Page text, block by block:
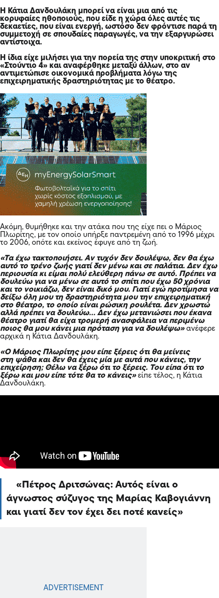
Η Κάτια Δανδουλάκη μπορεί να είναι μια από τις
κορυφαίες ηθοποιούς, που είδε η χώρα όλες αυτές τις
δεκαετίες, που είναι ενεργή, ωστόσο δεν φρόντισε παρά τη
συμμετοχή σε σπουδαίες παραγωγές, να την εξαργυρώσει
αντίστοιχα.
Η ίδια είχε μιλήσει για την πορεία της στην υποκριτική στο
«Στούντιο 4» και αναφέρθηκε μεταξύ άλλων, στο αν
αντιμετώπισε οικονομικά προβλήματα λόγω της
επιχειρηματικής δραστηριότητας με το θέατρο.
Ακόμη, θυμήθηκε και την ατάκα που της είχε πει ο Μάριος
Πλωρίτης, με τον οποίο υπήρξε παντρεμένη από το 1996 μέχρι
το 2006, οπότε και εκείνος έφυγε από τη ζωή.
«Τα έχω τακτοποιήσει. Αν τυχόν δεν δουλέψω, δεν θα έχω
αυτό το τρένο ζωής γιατί δεν μένω και σε παλάτια. Δεν έχω
περιουσία κι είμαι πολύ ελεύθερη πάνω σε αυτό. Πρέπει να
δουλεύω για να μένω σε αυτό το σπίτι που έχω 50 χρόνια
και το νοικιάζω, δεν είναι δικό μου. Γιατί εγώ προτίμησα να
δείξω όλη μου τη δραστηριότητα μου την επιχειρηματική
στο θέατρο, το οποίο είναι ρώσικη ρουλέτα. Δεν χρωστώ
αλλά πρέπει να δουλεύω… Δεν έχω μετανιώσει που έκανα
θέατρο γιατί θα είχα τρομερή ανασφάλεια να περιμένω
ποιος θα μου κάνει μια πρόταση για να δουλέψω»ανέφερε
αρχικά η Κάτια Δανδουλάκη.
«Ο Μάριος Πλωρίτης μου είπε ξέρεις ότι θα μείνεις
στη ψάθα και δεν θα έχεις μία με αυτά που κάνεις, την
επιχείρηση; Θέλω να ξέρω ότι το ξέρεις. Του είπα ότι το
ξέρω και μου είπε τότε θα το κάνεις»είπε τέλος, η Κάτια
Δανδουλάκη.
Πέτρος Δριτσώνας: Αυτός είναι ο
άγνωστος σύζυγος της Μαρίας Καβογιάννη
και γιατί δεν τον έχει δει ποτέ κανείς